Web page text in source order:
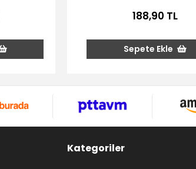
188,90 TL
Sepete Ekle
Kategoriler